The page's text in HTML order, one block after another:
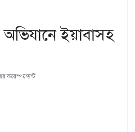
অভিযানে ইয়াবাসহ
করেস্পন্ডেন্ট